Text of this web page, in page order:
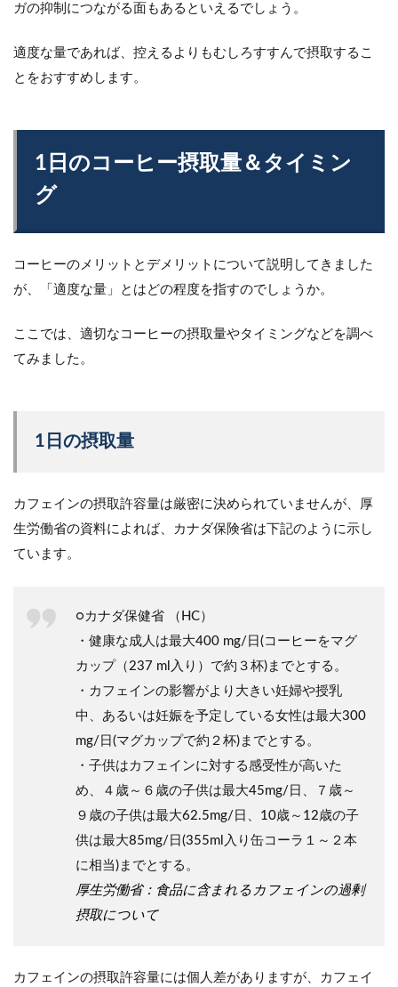
ガの抑制につながる面もあるといえるでしょう。
適度な量であれば、控えるよりもむしろすすんで摂取するこ
とをおすすめします。
1日のコーヒー摂取量＆タイミン
グ
コーヒーのメリットとデメリットについて説明してきました
が、「適度な量」とはどの程度を指すのでしょうか。
ここでは、適切なコーヒーの摂取量やタイミングなどを調べ
てみました。
1日の摂取量
カフェインの摂取許容量は厳密に決められていませんが、厚
生労働省の資料によれば、カナダ保険省は下記のように示し
ています。
○カナダ保健省 （HC）
・健康な成人は最大400 mg/日(コーヒーをマグ
カップ（237 ml入り）で約３杯)までとする。
・カフェインの影響がより大きい妊婦や授乳
中、あるいは妊娠を予定している女性は最大300
mg/日(マグカップで約２杯)までとする。
・子供はカフェインに対する感受性が高いた
め、４歳～６歳の子供は最大45mg/日、７歳～
９歳の子供は最大62.5mg/日、10歳～12歳の子
供は最大85mg/日(355ml入り缶コーラ１～２本
に相当)までとする。
厚生労働省：食品に含まれるカフェインの過剰
摂取について
カフェインの摂取許容量には個人差がありますが、カフェイ